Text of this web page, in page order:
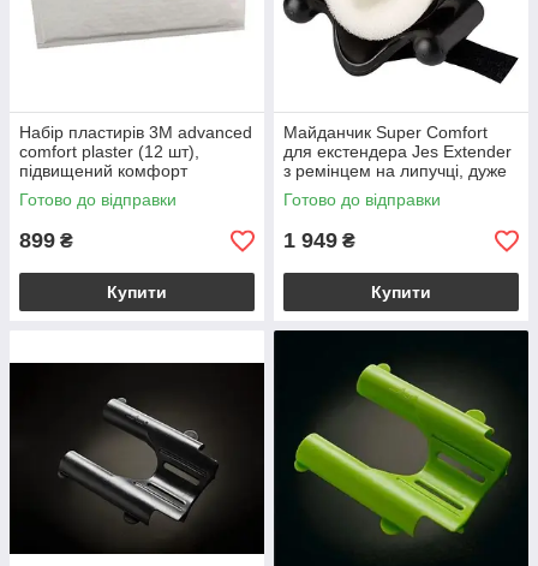
Набір пластирів 3M advanced
comfort plaster (12 шт),
підвищений комфорт
Готово до відправки
899 ₴
Купити
Майданчик Super Comfort
для екстендера Jes Extender
з ремінцем на липучці, дуже
комфортна
Готово до відправки
1 949 ₴
Купити